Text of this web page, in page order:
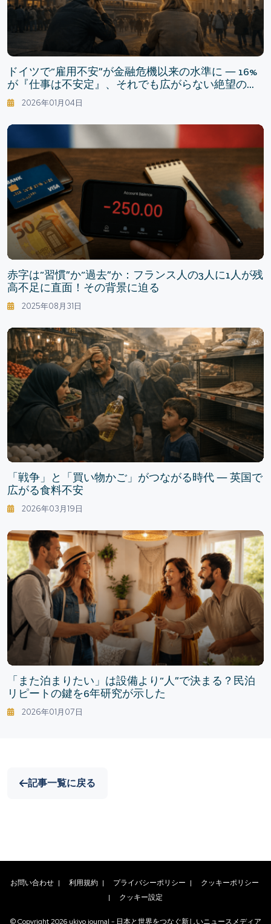
ドイツで“雇用不安”が金融危機以来の水準に ― 16%
が『仕事は不安定』、それでも広がらない絶望の理
由
2026年01月04日
赤字は“習慣”か“過去”か：フランス人の3人に1人が残
高不足に直面！その背景に迫る
2025年08月31日
「戦争」と「買い物かご」がつながる時代 ― 英国で
広がる食料不安
2026年03月19日
「また泊まりたい」は設備より“人”で決まる？民泊
リピートの鍵を6年研究が示した
2026年01月07日
記事一覧に戻る
お問い合わせ | 利用規約 | プライバシーポリシー | クッキーポリシー
| クッキー設定
© Copyright2026 ukiyo journal - 日本と世界をつなぐ新しいニュースメディア